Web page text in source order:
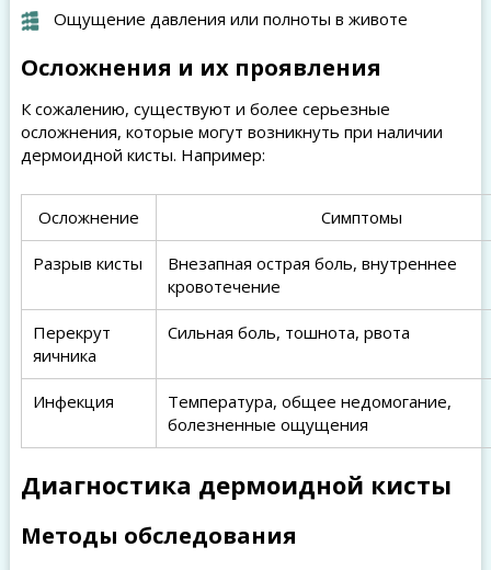
Ощущение давления или полноты в животе
Осложнения и их проявления
К сожалению, существуют и более серьезные
осложнения, которые могут возникнуть при наличии
дермоидной кисты. Например:
Осложнение Симптомы
Разрыв кисты
Внезапная острая боль, внутреннее
кровотечение
Перекрут
яичника
Сильная боль, тошнота, рвота
Инфекция
Температура, общее недомогание,
болезненные ощущения
Диагностика дермоидной кисты
Методы обследования